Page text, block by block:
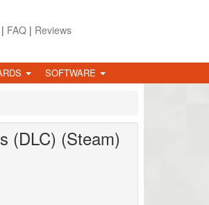
| FAQ| Reviews
SOFTWARE
(DLC) (Steam)